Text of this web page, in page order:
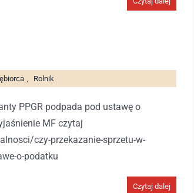
, Rolnik
PPGR podpada pod ustawę o
MF czytaj
czy-przekazanie-sprzetu-w-
o-podatku
Czytaj dalej